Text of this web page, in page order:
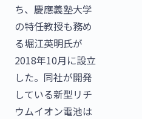
ち、慶應義塾大学
の特任教授も務め
る堀江英明氏が
2018年10月に設立
した。同社が開発
している新型リチ
ウムイオン電池は